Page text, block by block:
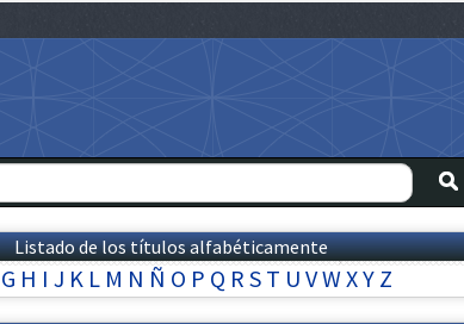
Listado de los títulos alfabéticamente
G H I J K L M N Ñ O P Q R S T U VWXY Z